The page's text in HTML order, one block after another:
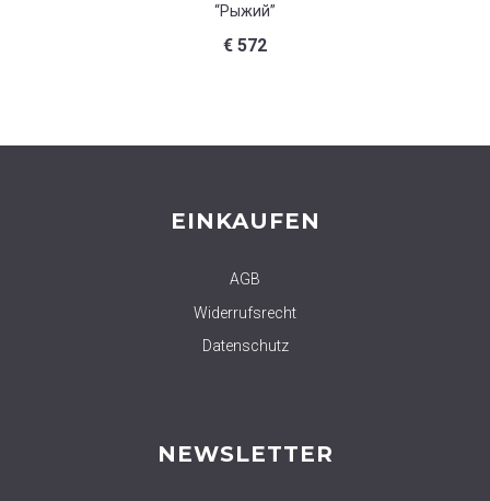
“Рыжий”
€ 572
EINKAUFEN
AGB
Widerrufsrecht
Datenschutz
NEWSLETTER